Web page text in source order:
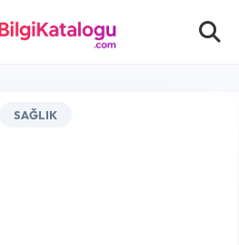
SAĞLIK